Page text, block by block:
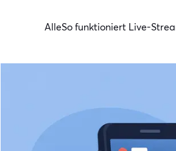
AlleSo funktioniert Live-